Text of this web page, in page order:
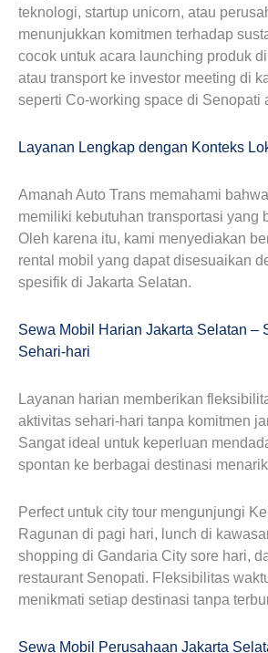
teknologi, startup unicorn, atau
menunjukkan komitmen terhadap
cocok untuk acara launching produk
atau transport ke investor meeting di
seperti Co-working space di Senopati
Layanan Lengkap dengan Konteks
Amanah Auto Trans memahami
memiliki kebutuhan transportasi yang
Oleh karena itu, kami menyediakan
rental mobil yang dapat disesuaikan
spesifik di Jakarta Selatan.
Sewa Mobil Harian Jakarta Selatan –
Sehari-hari
Layanan harian memberikan
aktivitas sehari-hari tanpa komitmen
Sangat ideal untuk keperluan
spontan ke berbagai destinasi
Perfect untuk city tour mengunjungi
Ragunan di pagi hari, lunch di
shopping di Gandaria City sore hari,
restaurant Senopati. Fleksibilitas
menikmati setiap destinasi tanpa
Sewa Mobil Perusahaan Jakarta